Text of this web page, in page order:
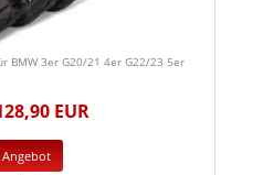
BMW 3er G20/21 4er G22/23 5er
EUR